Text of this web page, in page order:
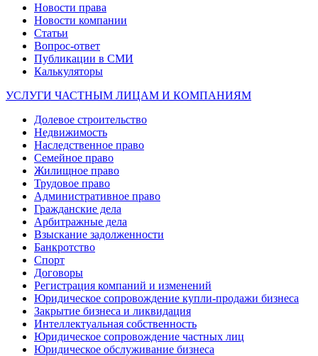
Новости права
Новости компании
Статьи
Вопрос-ответ
Публикации в СМИ
Калькуляторы
УСЛУГИ ЧАСТНЫМ ЛИЦАМ И КОМПАНИЯМ
Долевое строительство
Недвижимость
Наследственное право
Семейное право
Жилищное право
Трудовое право
Административное право
Гражданские дела
Арбитражные дела
Взыскание задолженности
Банкротство
Спорт
Договоры
Регистрация компаний и изменений
Юридическое сопровождение купли-продажи бизнеса
Закрытие бизнеса и ликвидация
Интеллектуальная собственность
Юридическое сопровождение частных лиц
Юридическое обслуживание бизнеса